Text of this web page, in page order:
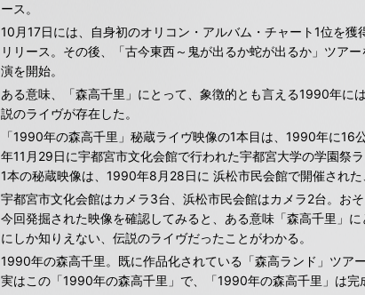
ース。
10月17日には、自身初のオリコン・アルバム・チャート1位を
リリース。その後、「古今東西～鬼が出るか蛇が出るか」ツア
演を開始。
ある意味、「森高千里」にとって、象徴的とも言える1990年に
説のライヴが存在した。
「1990年の森高千里」秘蔵ライヴ映像の1本目は、1990年に
年11月29日に宇都宮市文化会館で行われた宇都宮大学の学園祭
1本の秘蔵映像は、1990年8月28日に 浜松市民会館で開催された
宇都宮市文化会館はカメラ3台、浜松市民会館はカメラ2台。お
今回発掘された映像を確認してみると、ある意味「森高千里」
にしか知りえない、伝説のライヴだったことがわかる。
1990年の森高千里。既に作品化されている「森高ランド」ツア
実はこの「1990年の森高千里」で、「1990年の森高千里」は完